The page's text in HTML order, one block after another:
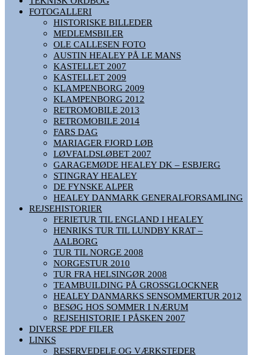
FOTOGALLERI
HISTORISKE BILLEDER
MEDLEMSBILER
OLE CALLESEN FOTO
AUSTIN HEALEY PÅ LE MANS
KASTELLET 2007
KASTELLET 2009
KLAMPENBORG 2009
KLAMPENBORG 2012
RETROMOBILE 2013
RETROMOBILE 2014
FARS DAG
MARIAGER FJORD LØB
LØVFALDSLØBET 2007
GARAGEMØDE HEALEY DK – ESBJERG
STINGRAY HEALEY
DE FYNSKE ALPER
HEALEY DANMARK GENERALFORSAMLING
REJSEHISTORIER
FERIETUR TIL ENGLAND I HEALEY
HENRIKS TUR TIL LUNDBY KRAT –
AALBORG
TUR TIL NORGE 2008
NORGESTUR 2010
TUR FRA HELSINGØR 2008
TEAMBUILDING PÅ GROSSGLOCKNER
HEALEY DANMARKS SENSOMMERTUR 2012
BESØG HOS SOMMER I NÆRUM
REJSEHISTORIE I PÅSKEN 2007
DIVERSE PDF FILER
LINKS
RESERVEDELE OG VÆRKSTEDER